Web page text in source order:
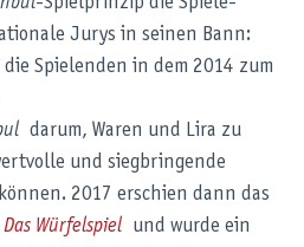
Jurys in seinen Bann:
Spielenden in dem 2014 zum
darum, Waren und Lira zu
und siegbringende
2017 erschien dann das
Würfelspiel und wurde ein